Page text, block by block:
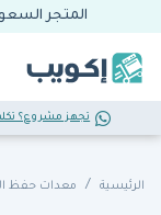
المتجر
تجهز مشروع؟
الرئيسية معدات حفظ